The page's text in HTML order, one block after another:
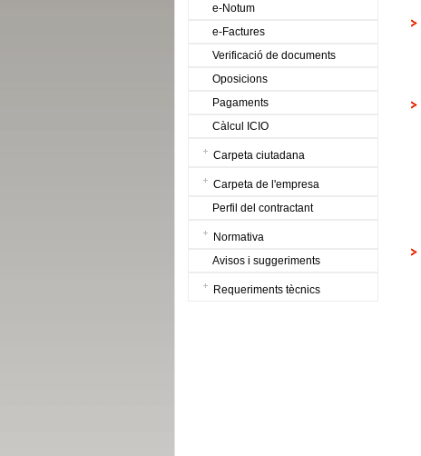
e-Notum
e-Factures
Verificació de documents
Oposicions
Pagaments
Càlcul ICIO
Carpeta ciutadana
Carpeta de l'empresa
Perfil del contractant
Normativa
Avisos i suggeriments
Requeriments tècnics